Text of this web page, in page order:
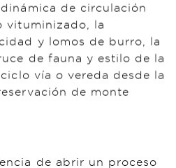
vituminizado, la
y lomos de burro, la
de fauna y estilo de la
vía o vereda desde la
de monte
mayor participación